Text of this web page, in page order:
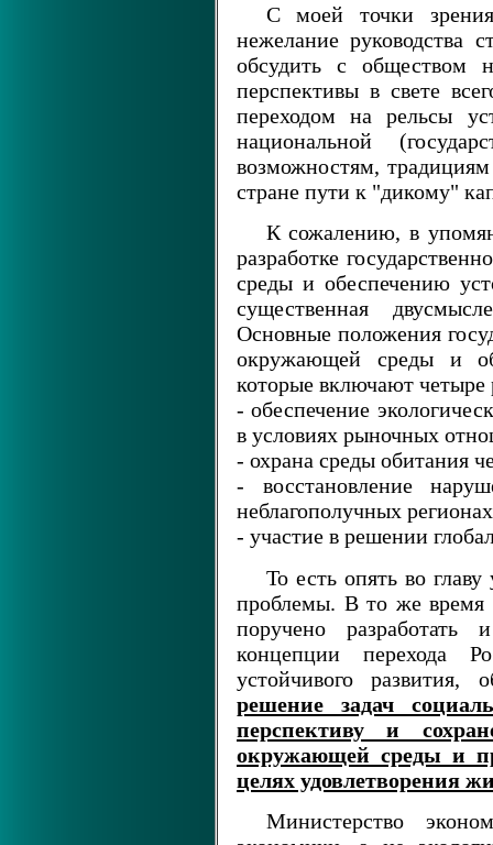
С моей точки
нежелание руководства
обсудить с обществом
перспективы в свете
переходом на рельсы
национальной
возможностям,
стране пути к "дикому"
К сожалению, в
разработке
среды и обеспечению
существенная
Основные положения
окружающей среды и
которые включают четыре
- обеспечение
в условиях рыночных
- охрана среды обитания
- восстановление
неблагополучных
- участие в решении
То есть опять во
проблемы. В то же время
поручено
концепции перехода
устойчивого развития,
решение задач
перспективу и
окружающей среды и
целях удовлетворения
Министерство